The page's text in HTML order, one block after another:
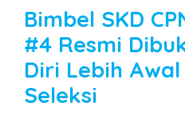
Bimbel SKD
#4 Resmi
Diri Lebih
Seleksi